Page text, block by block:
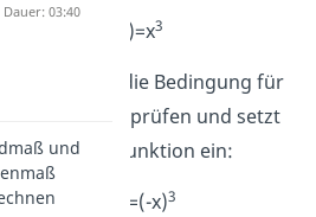
f(x)=x3
musst du die Bedingung für
prüfen und setzt
-x in die Funktion ein:
f(-x)=(-x)3
03:40
und